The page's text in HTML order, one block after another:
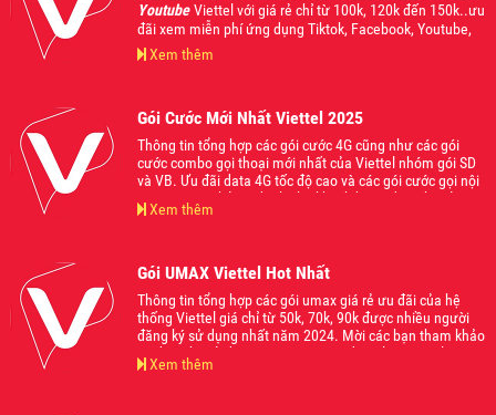
Youtube Viettel với giá rẻ chỉ từ 100k, 120k đến 150k..ưu
đãi xem miễn phí ứng dụng Tiktok, Facebook, Youtube,
bên cạnh đó còn áp dụng gọi nội mạng và liên mạng
Viettel kết hợp data 4G từ 1Gb cho đến 1.5Gb sử dụng
Xem thêm
Gói Cước Mới Nhất Viettel 2025
Thông tin tổng hợp các gói cước 4G cũng như các gói
cước combo gọi thoại mới nhất của Viettel nhóm gói SD
và VB. Ưu đãi data 4G tốc độ cao và các gói cước gọi nội
ngoại mạng thả ga dành cho khách hàng đăng ký sử
dụng, phù hợp với mọi nhu cầu và lứa tuổi, giá cực mềm
Xem thêm
Gói UMAX Viettel Hot Nhất
Thông tin tổng hợp các gói umax giá rẻ ưu đãi của hệ
thống Viettel giá chỉ từ 50k, 70k, 90k được nhiều người
đăng ký sử dụng nhất năm 2024. Mời các bạn tham khảo
và đăng ký sử dụng ngay gói cước đang làm mưa làm gió
trên thị trường hiện nay nhé.
Xem thêm